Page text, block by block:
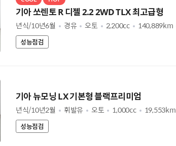
기아 쏘렌토 R 디젤 2.2 2WD TLX 최고급형
년식/10년6월 경유 오토 2,200cc 140,889km
성능점검
기아 뉴모닝 LX 기본형 블랙프리미엄
년식/10년2월 휘발유 오토 1,000cc 19,553km
성능점검